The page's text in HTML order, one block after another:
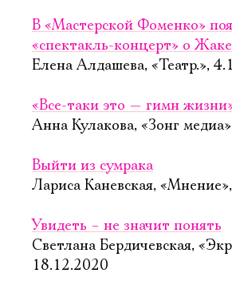
В «Мастерской Фоменко»
«спектакль-концерт» о
Елена Алдашева, «Театр.»,
«Все-таки это — гимн
Анна Кулакова, «Зонг
Выйти из сумрака
Лариса Каневская,
Увидеть – не значит понять
Светлана Бердичевская,
18.12.2020